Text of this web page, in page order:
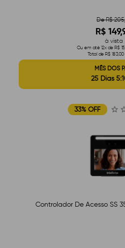
De R$
R$
à vista
Ou em até 12x de R$
Total de R$
MÊS DOS
25 Dias
33% OFF
Controlador De Acesso SS